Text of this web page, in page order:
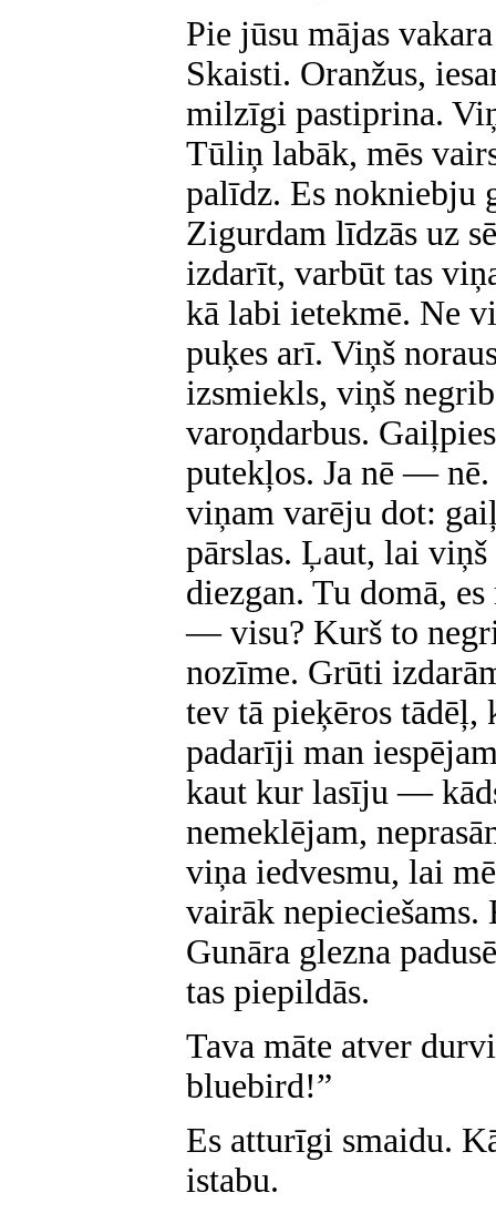
Pie jūsu mājas
Skaisti. Oranžus,
milzīgi pastiprina.
Tūliņ labāk, mēs
palīdz. Es nokniebju
Zigurdam līdzās uz
izdarīt, varbūt tas
kā labi ietekmē. Ne
puķes arī. Viņš
izsmiekls, viņš
varoņdarbus.
putekļos. Ja nē — nē.
viņam varēju dot:
pārslas. Ļaut, lai
diezgan. Tu domā,
— visu? Kurš to
nozīme. Grūti
tev tā pieķēros
padarīji man
kaut kur lasīju —
nemeklējam,
viņa iedvesmu, lai
vairāk nepieciešams.
Gunāra glezna
tas piepildās.
Tava māte atver
bluebird!”
Es atturīgi smaidu.
istabu.